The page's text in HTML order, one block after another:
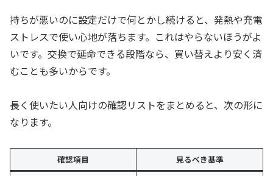
持ちが悪いのに設定だけで何とかし続けると、発熱や充電
ストレスで使い心地が落ちます。これはやらないほうがよ
いです。交換で延命できる段階なら、買い替えより安く済
むことも多いからです。
長く使いたい人向けの確認リストをまとめると、次の形に
なります。
確認項目
見るべき基準